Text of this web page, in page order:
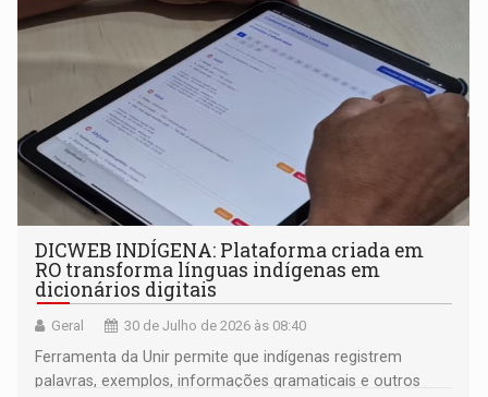
DICWEB INDÍGENA: Plataforma criada em
RO transforma línguas indígenas em
dicionários digitais
Geral 30 de Julho de 2026 às 08:40
Ferramenta da Unir permite que indígenas registrem
palavras, exemplos, informações gramaticais e outros